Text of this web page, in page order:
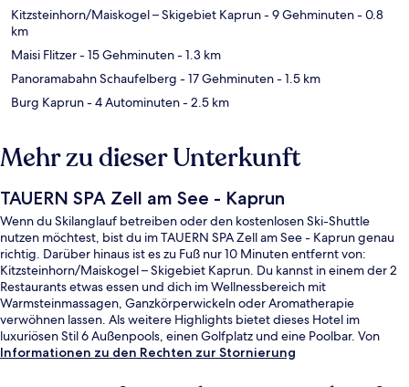
Kitzsteinhorn/​Maiskogel – Skigebiet Kaprun- 9 Gehminuten- 0.8
km
Maisi Flitzer- 15 Gehminuten- 1.3 km
Panoramabahn Schaufelberg - 17 Gehminuten- 1.5 km
Burg Kaprun- 4 Autominuten- 2.5 km
Mehr zu dieser Unterkunft
TAUERN SPA Zell am See - Kaprun
Wenn du Skilanglauf betreiben oder den kostenlosen Ski-Shuttle
nutzen möchtest, bist du im TAUERN SPA Zell am See - Kaprun genau
richtig. Darüber hinaus ist es zu Fuß nur 10 Minuten entfernt von:
Kitzsteinhorn/​Maiskogel – Skigebiet Kaprun. Du kannst in einem der 2
Restaurants etwas essen und dich im Wellnessbereich mit
Warmsteinmassagen, Ganzkörperwickeln oder Aromatherapie
verwöhnen lassen. Als weitere Highlights bietet dieses Hotel im
luxuriösen Stil 6 Außenpools, einen Golfplatz und eine Poolbar. Von
Skipässen, einem Skiraum, einem Skiverleih und Skiunterricht profitierst
Informationen zu den Rechten zur Stornierung